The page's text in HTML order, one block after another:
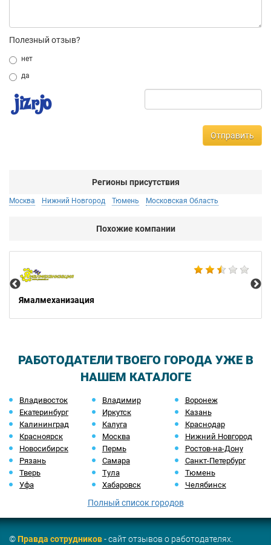
Полезный отзыв?
нет
да
Отправить
Регионы присутствия
Москва Нижний Новгород Тюмень Московская Область
Похожие компании
Ямалмеханизация
РАБОТОДАТЕЛИ ТВОЕГО ГОРОДА УЖЕ В
НАШЕМ КАТАЛОГЕ
Владивосток Владимир
Воронеж
Екатеринбург
Иркутск
Казань
Калининград
Калуга
Краснодар
Красноярск
Москва
Нижний Новгород
Новосибирск
Пермь
Ростов-на-Дону
Рязань
Самара
Санкт-Петербург
Тверь
Тула
Тюмень
Уфа
Хабаровск Челябинск
Полный список городов
©Правда сотрудников- сайт отзывов о работодателях.